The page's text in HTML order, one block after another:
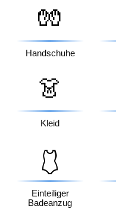
🧤
Handschuhe
👗
Kleid
🩱
Einteiliger
Badeanzug